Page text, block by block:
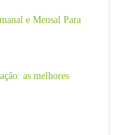
e Mensal Para
as melhores